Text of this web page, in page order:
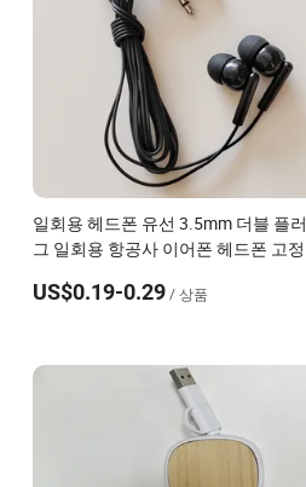
일회용 헤드폰 유선 3.5mm 더블 플러
그 일회용 항공사 이어폰 헤드폰 고정
US$0.19-0.29 / 상품